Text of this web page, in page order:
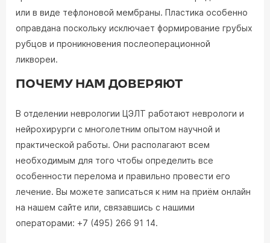
или в виде тефлоновой мембраны. Пластика особенно
оправдана поскольку исключает формирование грубых
рубцов и проникновения послеоперационной
ликвореи.
ПОЧЕМУ НАМ ДОВЕРЯЮТ
В отделении неврологии ЦЭЛТ работают неврологи и
нейрохирурги с многолетним опытом научной и
практической работы. Они располагают всем
необходимым для того чтобы определить все
особенности перелома и правильно провести его
лечение. Вы можете записаться к ним на приём онлайн
на нашем сайте или, связавшись с нашими
операторами: +7 (495) 266 91 14.